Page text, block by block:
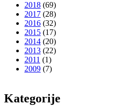
2018 (69)
2017 (28)
2016 (32)
2015 (17)
2014 (20)
2013 (22)
2011 (1)
2009 (7)
Kategorije